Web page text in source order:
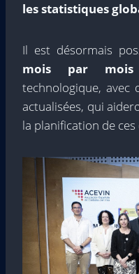
les statistiques
Il est désormais
mois par mois
technologique, avec
actualisées, qui
la planification de